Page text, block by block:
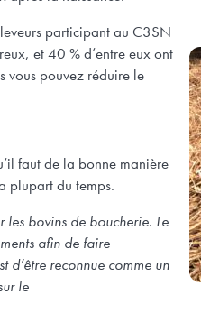
participant au C3SN
et 40 % d’entre eux ont
vous pouvez réduire le
faut de la bonne manière
plupart du temps.
bovins de boucherie. Le
afin de faire
reconnue comme un
le